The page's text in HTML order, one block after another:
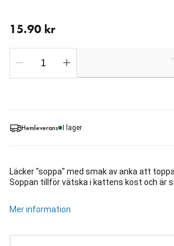
Hemleverans I lager
Läcker "soppa" med smak av anka att
Soppan tillför vätska i kattens kost och är
Mer information
15.90 kr